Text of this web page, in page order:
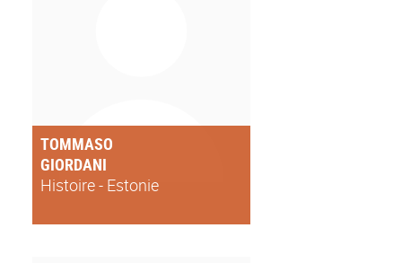
TOMMASO
GIORDANI
Histoire - Estonie